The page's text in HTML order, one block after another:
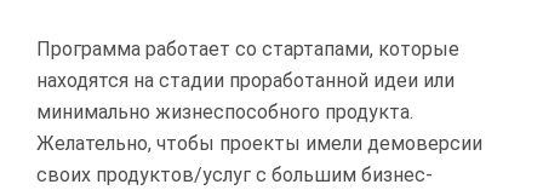
Программа работает со стартапами, которые
находятся на стадии проработанной идеи или
минимально жизнеспособного продукта.
Желательно, чтобы проекты имели демоверсии
своих продуктов/услуг с большим бизнес-